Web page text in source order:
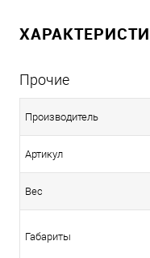
Прочие
Производитель
Артикул
Вес
Габариты